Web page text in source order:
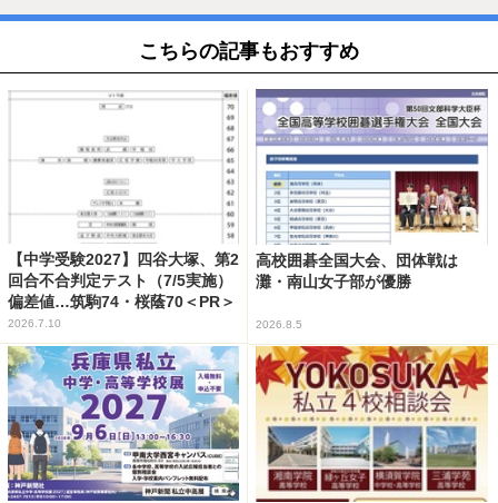
こちらの記事もおすすめ
【中学受験2027】四谷大塚、第2
回合不合判定テスト（7/5実施）
偏差値…筑駒74・桜蔭70＜PR＞
2026.7.10
高校囲碁全国大会、団体戦は
灘・南山女子部が優勝
2026.8.5